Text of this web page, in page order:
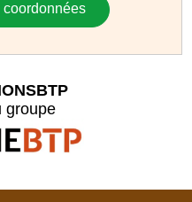
coordonnées
groupe